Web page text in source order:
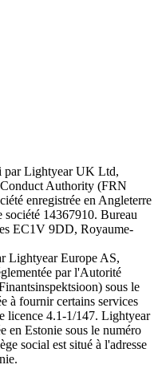
par Lightyear UK Ltd,
Authority (FRN
enregistrée en Angleterre
société 14367910. Bureau
EC1V 9DD, Royaume-
Lightyear Europe AS,
par l'Autorité
sous le
à fournir certains services
licence 4.1-1/147. Lightyear
en Estonie sous le numéro
social est situé à l'adresse